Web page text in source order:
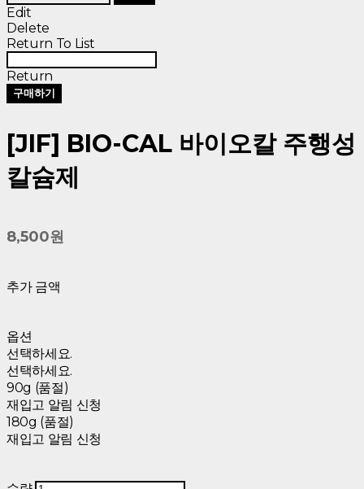
Edit
Delete
Return To List
Return
구매하기
[JIF] BIO-CAL 바이오칼 주행성
칼슘제
8,500원
추가 금액
옵션
선택하세요.
선택하세요.
90g (품절)
재입고 알림 신청
180g (품절)
재입고 알림 신청